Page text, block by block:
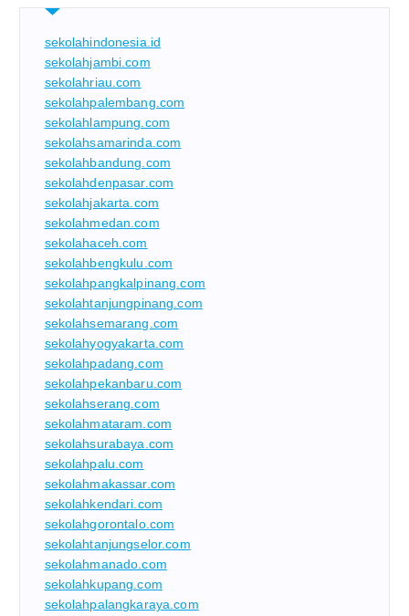
sekolahindonesia.id
sekolahjambi.com
sekolahriau.com
sekolahpalembang.com
sekolahlampung.com
sekolahsamarinda.com
sekolahbandung.com
sekolahdenpasar.com
sekolahjakarta.com
sekolahmedan.com
sekolahaceh.com
sekolahbengkulu.com
sekolahpangkalpinang.com
sekolahtanjungpinang.com
sekolahsemarang.com
sekolahyogyakarta.com
sekolahpadang.com
sekolahpekanbaru.com
sekolahserang.com
sekolahmataram.com
sekolahsurabaya.com
sekolahpalu.com
sekolahmakassar.com
sekolahkendari.com
sekolahgorontalo.com
sekolahtanjungselor.com
sekolahmanado.com
sekolahkupang.com
sekolahpalangkaraya.com